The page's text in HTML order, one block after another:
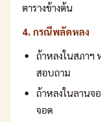
ตารางข้างต้น
4. กรณีพลัดหลง
ถ้าหลงในสภาฯ
สอบถาม
ถ้าหลงในลานจ
จอด